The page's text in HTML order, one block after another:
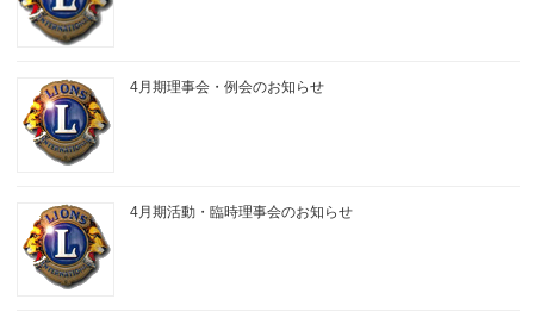
4月期理事会・例会のお知らせ
4月期活動・臨時理事会のお知らせ